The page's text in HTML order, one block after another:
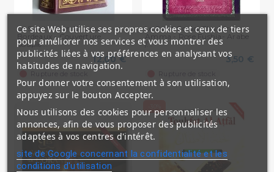
Le Saint Coran Bilingue
Bordeaux - Couverture
Souple...
12,00 €
Le Saint Coran Chapitre
Amma - Rose Fushia- Arabe
/...
3,50 €
Ce site Web utilise ses propres cookies et ceux de tiers
pour améliorer nos services et vous montrer des
publicités liées à vos préférences en analysant vos
habitudes de navigation.
Pour donner votre consentement à son utilisation,
appuyez sur le bouton Accepter.
Nous utilisons des cookies pour personnaliser les
annonces, afin de vous proposer des publicités
adaptées à vos centres d'intérêt.
site de Google concernant la confidentialité et les
conditions d'utilisation